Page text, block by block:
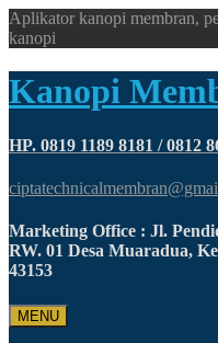
Aplikator kanopi membran,
kanopi
Kanopi
HP. 0819 1189 8181 / 0812
Marketing Office : Jl.
RW. 01 Desa Muaradua,
43153
MENU